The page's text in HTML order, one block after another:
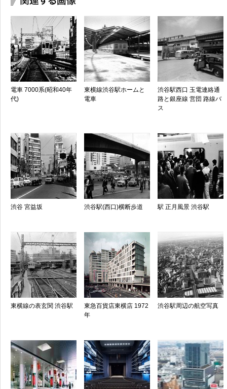
電車 7000系(昭和40年
代)
東横線渋谷駅ホームと
電車
渋谷駅西口 玉電連絡通
路と銀座線 営団 路線バ
ス
渋谷 宮益坂 渋谷駅(西口)横断歩道 駅 正月風景 渋谷駅
東横線の表玄関 渋谷駅
東急百貨店東横店 1972
年
渋谷駅周辺の航空写真